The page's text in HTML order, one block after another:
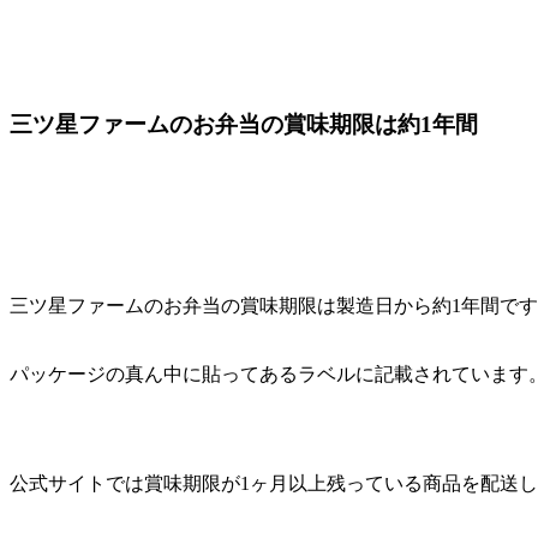
三ツ星ファームのお弁当の賞味期限は約1年間
三ツ星ファームのお弁当の賞味期限は製造日から約1年間です
パッケージの真ん中に貼ってあるラベルに記載されています。
公式サイトでは賞味期限が1ヶ月以上残っている商品を配送